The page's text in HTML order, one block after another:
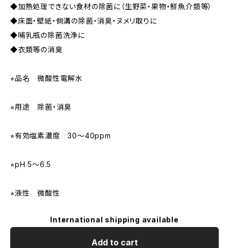
◆加熱処理できない食材の除菌に（生野菜・果物・鮮魚介類等）
◆床面・壁紙・側溝の除菌・消臭・ヌメリ取りに
◆哺乳瓶の除菌洗浄に
◆衣類等の消臭
⭐︎品名 微酸性電解水
⭐︎用途 除菌・消臭
⭐︎有効塩素濃度 30〜40ppm
⭐︎pH 5〜6.5
⭐︎液性 微酸性
International shipping available
Add to cart